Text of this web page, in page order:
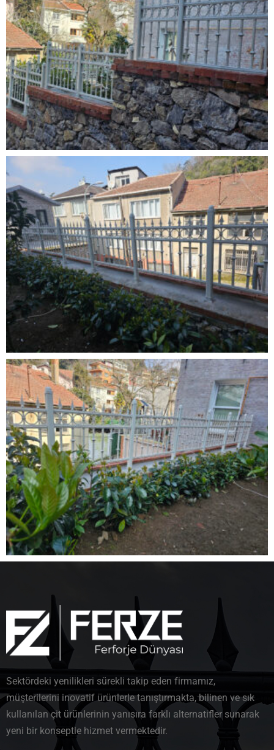
Sektördeki yenilikleri sürekli takip eden firmamız,
müşterilerini inovatif ürünlerle tanıştırmakta, bilinen ve sık
kullanılan çit ürünlerinin yanısıra farklı alternatifler sunarak
yeni bir konseptle hizmet vermektedir.